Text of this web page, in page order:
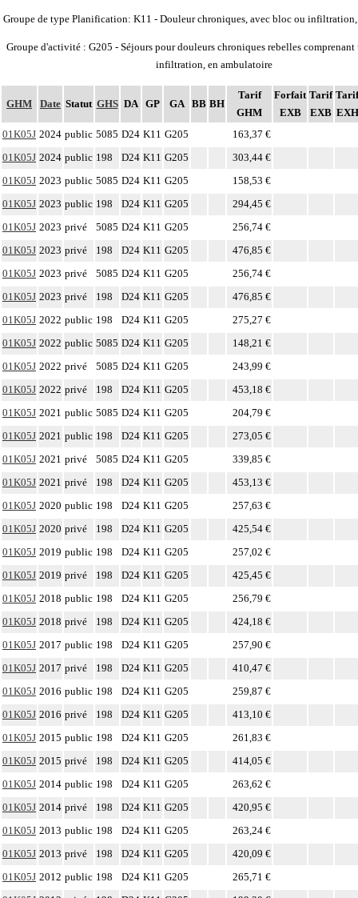
GHM Date Statut GHS DA GP GA BB BH
Tarif
GHM
Forfait
EXB
Tarif
EXB
Tarif
EXH
01K05J 2024 public 5085 D24 K11 G205
163,37 €
01K05J 2024 public 198 D24 K11 G205
303,44 €
01K05J 2023 public 5085 D24 K11 G205
158,53 €
01K05J 2023 public 198 D24 K11 G205
294,45 €
01K05J 2023 privé 5085 D24 K11 G205
256,74 €
01K05J 2023 privé 198 D24 K11 G205
476,85 €
01K05J 2023 privé 5085 D24 K11 G205
256,74 €
01K05J 2023 privé 198 D24 K11 G205
476,85 €
01K05J 2022 public 198 D24 K11 G205
275,27 €
01K05J 2022 public 5085 D24 K11 G205
148,21 €
01K05J 2022 privé 5085 D24 K11 G205
243,99 €
01K05J 2022 privé 198 D24 K11 G205
453,18 €
01K05J 2021 public 5085 D24 K11 G205
204,79 €
01K05J 2021 public 198 D24 K11 G205
273,05 €
01K05J 2021 privé 5085 D24 K11 G205
339,85 €
01K05J 2021 privé 198 D24 K11 G205
453,13 €
01K05J 2020 public 198 D24 K11 G205
257,63 €
01K05J 2020 privé 198 D24 K11 G205
425,54 €
01K05J 2019 public 198 D24 K11 G205
257,02 €
01K05J 2019 privé 198 D24 K11 G205
425,45 €
01K05J 2018 public 198 D24 K11 G205
256,79 €
01K05J 2018 privé 198 D24 K11 G205
424,18 €
01K05J 2017 public 198 D24 K11 G205
257,90 €
01K05J 2017 privé 198 D24 K11 G205
410,47 €
01K05J 2016 public 198 D24 K11 G205
259,87 €
01K05J 2016 privé 198 D24 K11 G205
413,10 €
01K05J 2015 public 198 D24 K11 G205
261,83 €
01K05J 2015 privé 198 D24 K11 G205
414,05 €
01K05J 2014 public 198 D24 K11 G205
263,62 €
01K05J 2014 privé 198 D24 K11 G205
420,95 €
01K05J 2013 public 198 D24 K11 G205
263,24 €
01K05J 2013 privé 198 D24 K11 G205
420,09 €
01K05J 2012 public 198 D24 K11 G205
265,71 €
Groupe de type Planification: K11 - Douleur chroniques, avec bloc ou
Groupe d'activité : G205 - Séjours pour douleurs chroniques rebelles
infiltration, en ambulatoire